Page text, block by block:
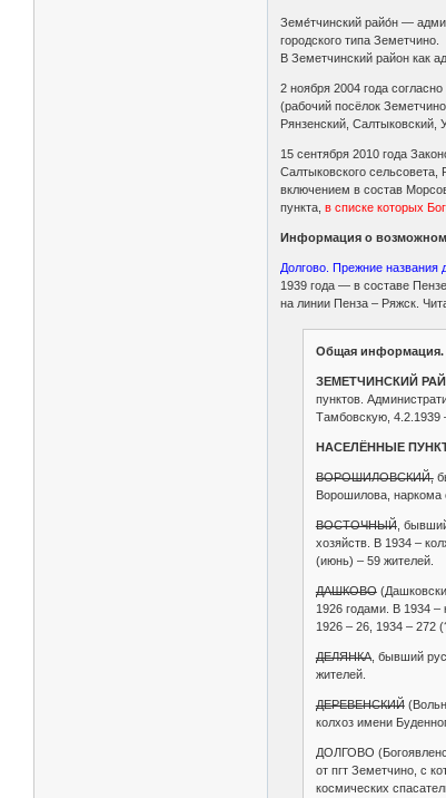
Земе́тчинский райо́н —
городского типа Земетчино.
В Земетчинский район как
2 ноября 2004 года
(рабочий посёлок
Рянзенский, Салтыковский,
15 сентября 2010 года
Салтыковского сельсовета,
включением в состав
пункта,в списке которых
Информация о возможном
Долгово. Прежние названия
1939 года — в составе
на линии Пенза – Ряжск.
Общая информация.
ЗЕМЕТЧИНСКИЙ
пунктов.
Тамбовскую, 4.2.1939
НАСЕЛЁННЫЕ
ВОРОШИЛОВСКИЙ,
Ворошилова, наркома
ВОСТОЧНЫЙ,
хозяйств. В 1934 –
(июнь) – 59 жителей.
ДАШКОВО
1926 годами. В 1934 –
1926 – 26, 1934 – 272
ДЕЛЯНКА, бывший
жителей.
ДЕРЕВЕНСКИЙ
колхоз имени
ДОЛГОВО
от пгт Земетчино, с
космических